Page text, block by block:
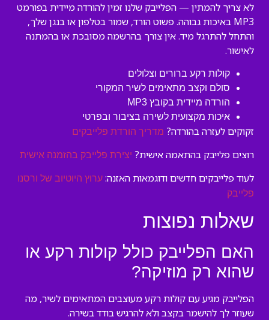
לא צריך להמתין — הפלייבק שלנו זמין להורדה מיידית בפורמט
MP3 באיכות גבוהה. פשוט הורד, שמור בטלפון או בנגן שלך,
והתחל להתרגל מיד. אין צורך בהרשמה מסובכת או בהמתנה
לאישור.
קולות רקע ברורים וצלולים
סולם וקצב מתאימים לשיר המקורי
הורדה מיידית בקובץ MP3
איכות מקצועית לשירה בציבור ובפרטי
זקוקים לעזרה בהורדה? מדריך הורדת פלייבקים
רוצים פלייבק בהתאמה אישית? יצירת פלייבק בהזמנה אישית
לעוד פלייבקים חדשים ודוגמאות האזנה: ערוץ היוטיוב של ורסנו
פלייבק
שאלות נפוצות
האם הפלייבק כולל קולות רקע או
שהוא רק מוזיקה?
הפלייבק מגיע עם קולות רקע מעוצבים המתאימים לשיר, מה
שעוזר לך להישמר בקצב ולא להרגיש בודד בשירה.